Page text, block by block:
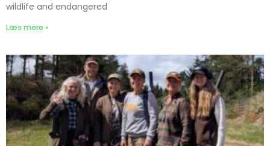
wildlife and endangered
Læs mere »